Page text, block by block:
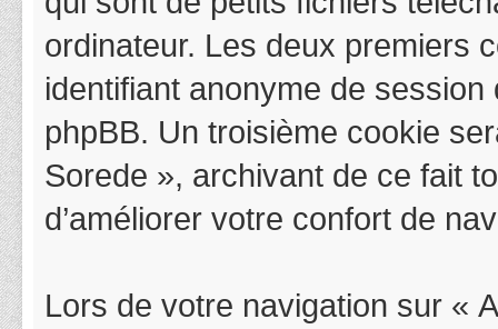
ordinateur. Les deux premiers
identifiant anonyme de
phpBB. Un troisième cookie
Sorede », archivant de ce fait
d’améliorer votre confort de
Lors de votre navigation sur «